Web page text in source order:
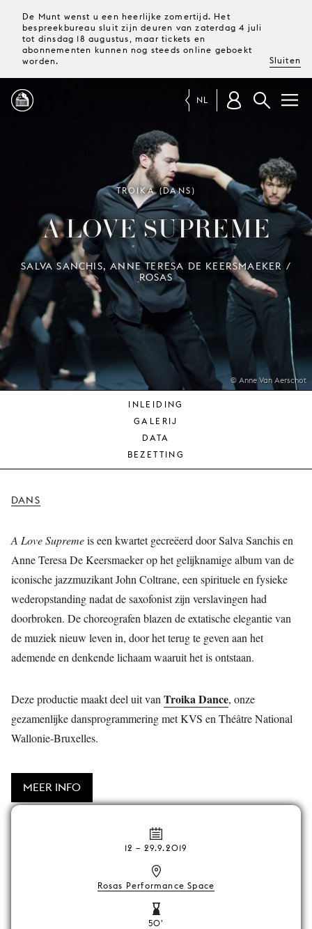
De Munt wenst u een heerlijke zomertijd. Het
bespreekbureau sluit zijn deuren van zaterdag 4 juli
tot dinsdag 18 augustus, maar tickets en
abonnementen kunnen nog steeds online geboekt
worden.
Sluiten
PROGRAMMA
MAGAZINE
TICKETS &
ABONNEMENTEN
UW
BEZOEK
JONG
PUBLIEK
DE
ONS
NL
© Anne Van Aerschot
TROIKA (DANS)
A LOVE SUPREME
SALVA SANCHIS, ANNE TERESA DE KEERSMAEKER /
ROSAS
INLEIDING
GALERIJ
DATA
BEZETTING
DANS
A Love Supremeis een kwartet gecreëerd door Salva Sanchis en
Anne Teresa De Keersmaeker op het gelijknamige album van de
iconische jazzmuzikant John Coltrane, een spirituele en fysieke
wederopstanding nadat de saxofonist zijn verslavingen had
doorbroken. De choreografen blazen de extatische elegantie van
de muziek nieuw leven in, door het terug te geven aan het
ademende en denkende lichaam waaruit het is ontstaan.
Deze productie maakt deel uit van Troika Dance, onze
gezamenlijke dansprogrammering met KVS en Théâtre National
Wallonie-Bruxelles.
MEER INFO
12 – 29.9.2019
Rosas Performance Space
50'